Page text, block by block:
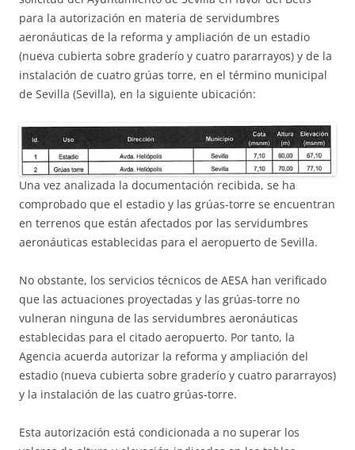
para la autorización en materia de servidumbres
aeronáuticas de la reforma y ampliación de un estadio
(nueva cubierta sobre graderío y cuatro pararrayos) y de la
instalación de cuatro grúas torre, en el término municipal
de Sevilla (Sevilla), en la siguiente ubicación:
Una vez analizada la documentación recibida, se ha
comprobado que el estadio y las grúas-torre se encuentran
en terrenos que están afectados por las servidumbres
aeronáuticas establecidas para el aeropuerto de Sevilla.
No obstante, los servicios técnicos de AESA han verificado
que las actuaciones proyectadas y las grúas-torre no
vulneran ninguna de las servidumbres aeronáuticas
establecidas para el citado aeropuerto. Por tanto, la
Agencia acuerda autorizar la reforma y ampliación del
estadio (nueva cubierta sobre graderío y cuatro pararrayos)
y la instalación de las cuatro grúas-torre.
Esta autorización está condicionada a no superar los